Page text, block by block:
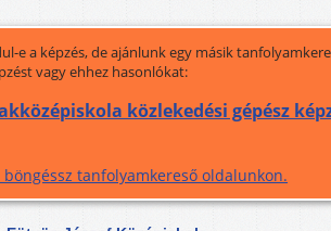
e a képzés, de ajánlunk egy másik
vagy ehhez hasonlókat:
közlekedési gépész
tanfolyamkereső oldalunkon.